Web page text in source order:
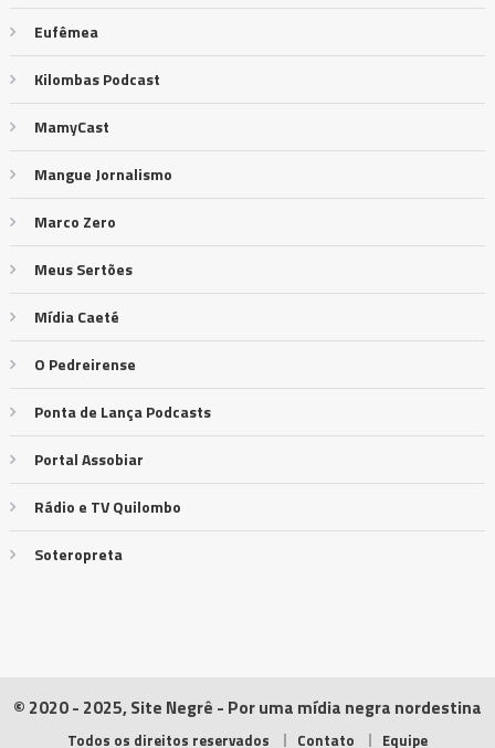
Eufêmea
Kilombas Podcast
MamyCast
Mangue Jornalismo
Marco Zero
Meus Sertões
Mídia Caeté
O Pedreirense
Ponta de Lança Podcasts
Portal Assobiar
Rádio e TV Quilombo
Soteropreta
© 2020 - 2025, Site Negrê - Por uma mídia negra nordestina
Todos os direitos reservados Contato Equipe